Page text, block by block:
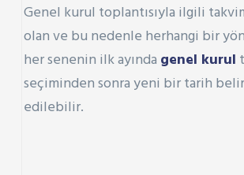
Genel kurul toplantısıyla ilgili
olan ve bu nedenle herhangi bir
her senenin ilk ayında genel kurul
seçiminden sonra yeni bir tarih
edilebilir.